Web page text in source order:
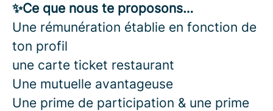
✨Ce que nous te proposons…
Une rémunération établie en fonction de
ton profil
une carte ticket restaurant
Une mutuelle avantageuse
Une prime de participation & une prime